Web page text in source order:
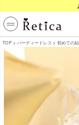
TOP パーティードレス 初めての